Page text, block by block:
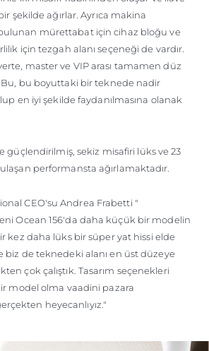
şekilde ağırlar. Ayrıca makina
mürettabat için cihaz bloğu ve
için tezgah alanı seçeneği de vardır.
master ve VIP arası tamamen düz
bu boyuttaki bir teknede nadir
en iyi şekilde faydanılmasına olanak
güçlendirilmiş, sekiz misafiri lüks ve 23
performansta ağırlamaktadır.
CEO'su Andrea Frabetti "
Ocean 156'da daha küçük bir modelin
kez daha lüks bir süper yat hissi elde
biz de teknedeki alanı en üst düzeye
çok çalıştık. Tasarım seçenekleri
model olma vaadini pazara
heyecanlıyız."